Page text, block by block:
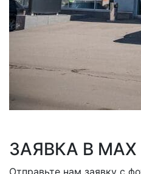
ЗАЯВКА В MAX
Отправьте нам заявку с